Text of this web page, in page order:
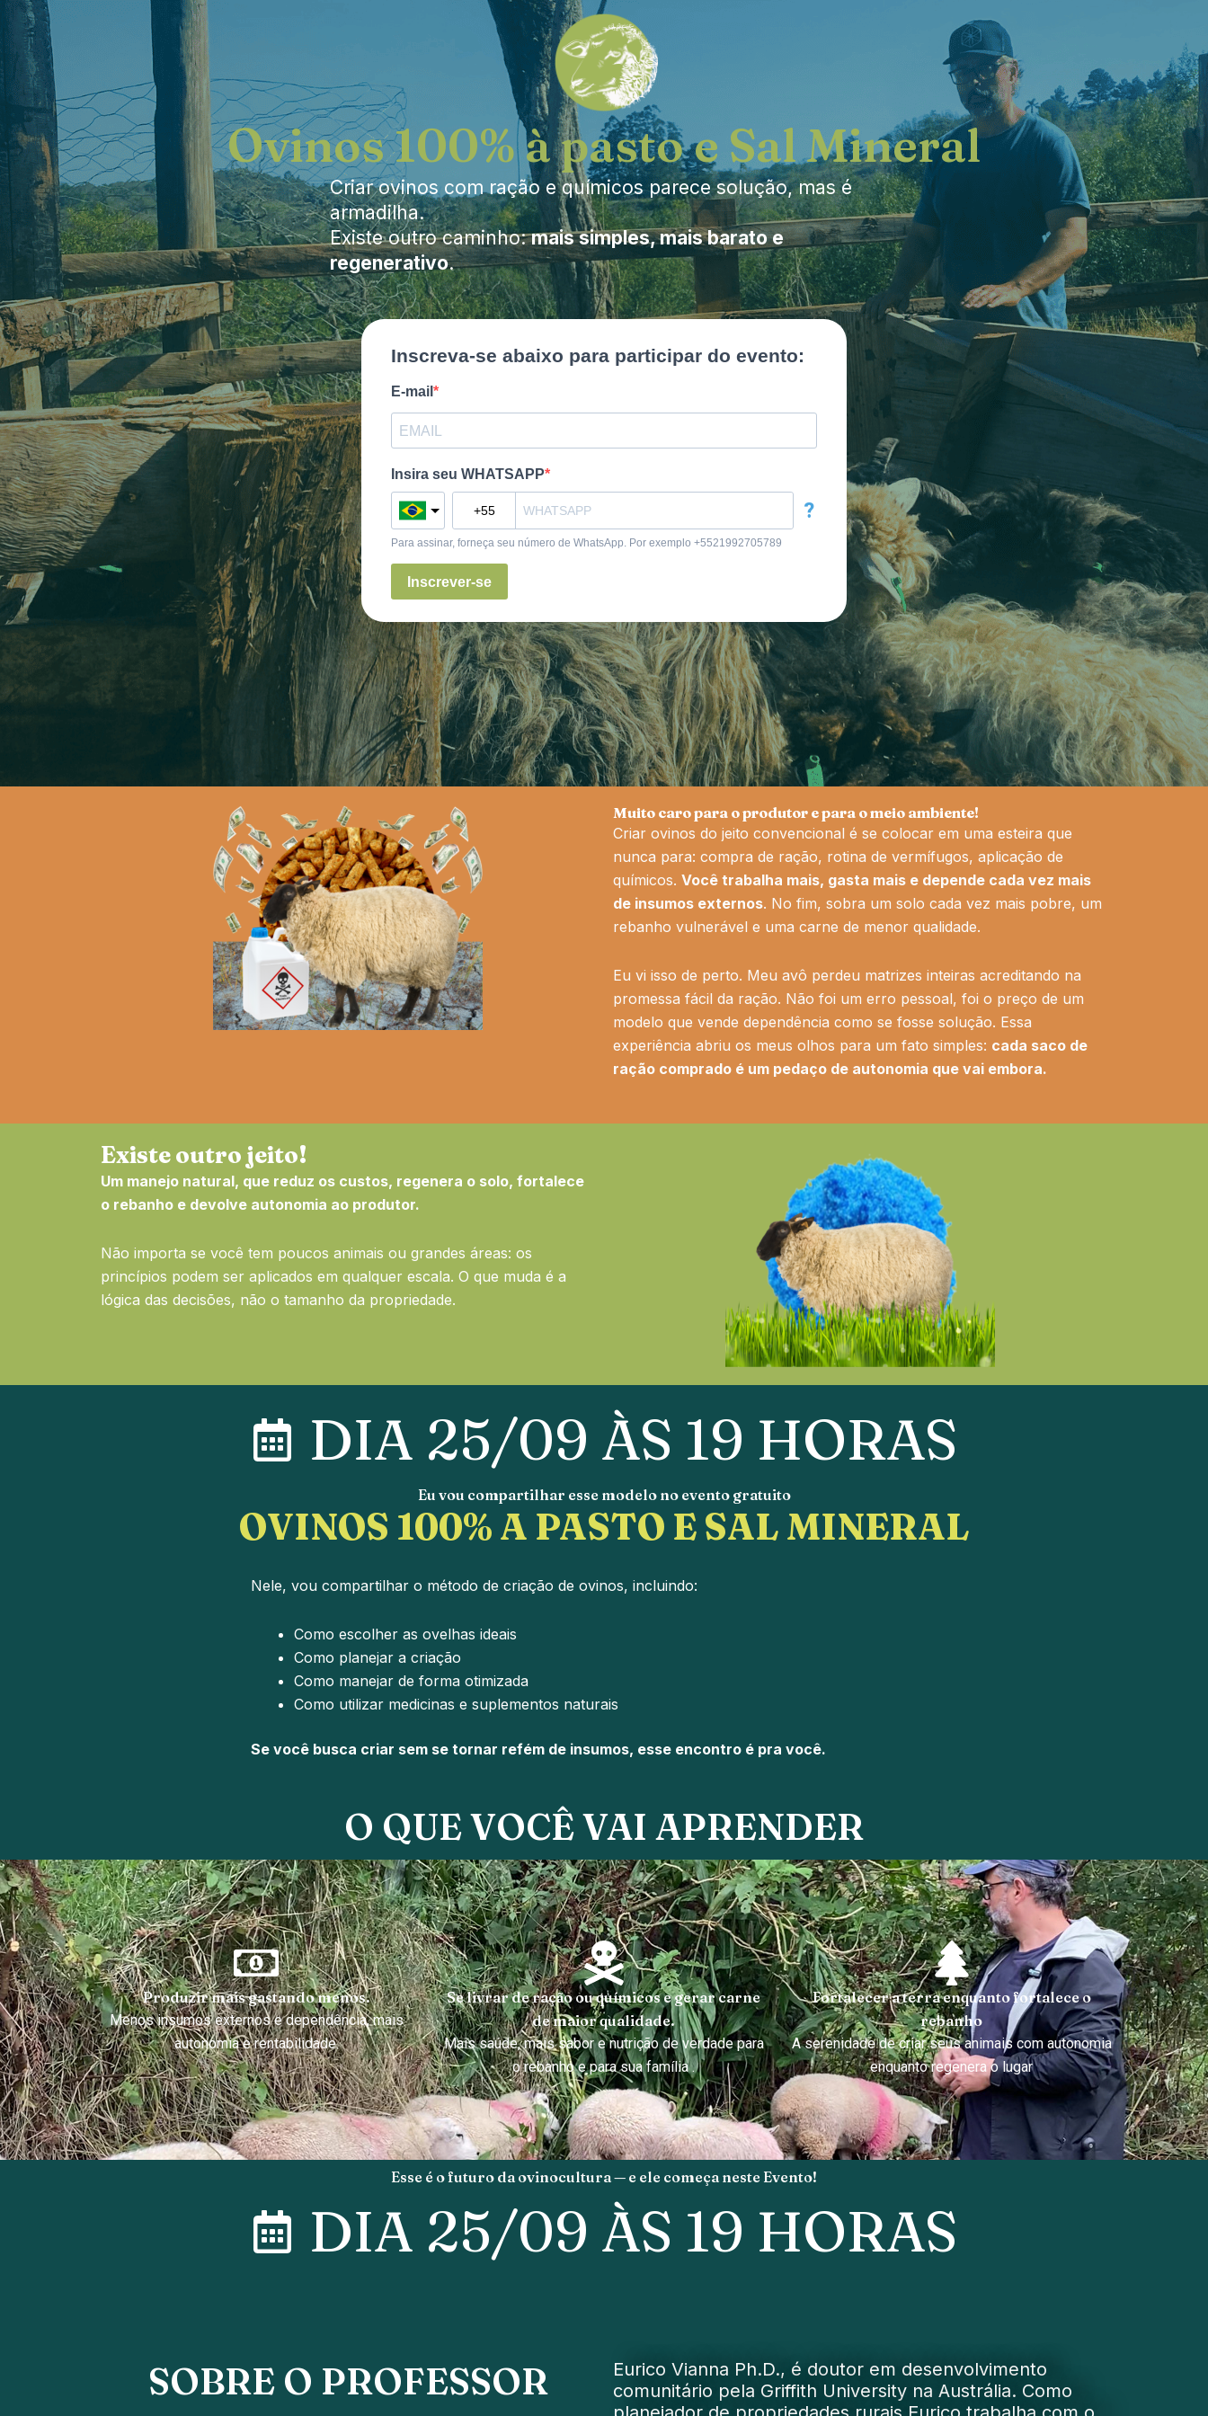
Ovinos 100% à pasto e Sal Mineral
Criar ovinos com ração e químicos parece solução, mas é
armadilha.
Existe outro caminho:mais simples, mais barato e
regenerativo.
Muito caro para o produtor e para o meio ambiente!
Criar ovinos do jeito convencional é se colocar em uma esteira que
nunca para: compra de ração, rotina de vermífugos, aplicação de
químicos. Você trabalha mais, gasta mais e depende cada vez mais
de insumos externos. No fim, sobra um solo cada vez mais pobre, um
rebanho vulnerável e uma carne de menor qualidade.
Eu vi isso de perto. Meu avô perdeu matrizes inteiras acreditando na
promessa fácil da ração. Não foi um erro pessoal, foi o preço de um
modelo que vende dependência como se fosse solução. Essa
experiência abriu os meus olhos para um fato simples: cada saco de
ração comprado é um pedaço de autonomia que vai embora.
Existe outro jeito!
Um manejo natural, que reduz os custos, regenera o solo, fortalece
o rebanho e devolve autonomia ao produtor.
Não importa se você tem poucos animais ou grandes áreas: os
princípios podem ser aplicados em qualquer escala. O que muda é a
lógica das decisões, não o tamanho da propriedade.
DIA 25/09 ÀS 19 HORAS
Eu vou compartilhar esse modelo no evento gratuito
OVINOS 100% A PASTO E SAL MINERAL
Nele, vou compartilhar o método de criação de ovinos, incluindo:
Como escolher as ovelhas ideais
Como planejar a criação
Como manejar de forma otimizada
Como utilizar medicinas e suplementos naturais
Se você busca criar sem se tornar refém de insumos, esse encontro é pra você.
O QUE VOCÊ VAI APRENDER
Produzir mais gastando menos.
Menos insumos externos e dependência, mais
autonomia e rentabilidade.
Se livrar de ração ou químicos e gerar carne
de maior qualidade.
Mais saúde, mais sabor e nutrição de verdade para
o rebanho e para sua família .
Fortalecer a terra enquanto fortalece o
rebanho
A serenidade de criar seus animais com autonomia
enquanto regenera o lugar
Esse é o futuro da ovinocultura — e ele começa neste Evento!
DIA 25/09 ÀS 19 HORAS
SOBRE O PROFESSOR
Eurico Vianna Ph.D., é doutor em desenvolvimento
comunitário pela Griffith University na Austrália. Como